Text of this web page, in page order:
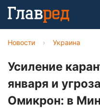
Новости › Украина
Усиление
января и
Омикрон: в